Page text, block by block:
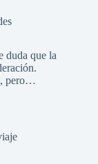
duda que la
pero…